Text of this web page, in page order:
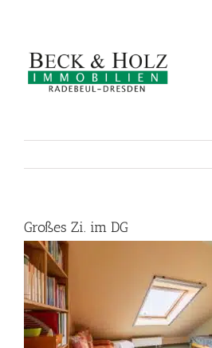
springen
BEWERTUNG
SERVICE
ÜBER UNS
KUNDENSTIMMEN
Großes Zi. im DG